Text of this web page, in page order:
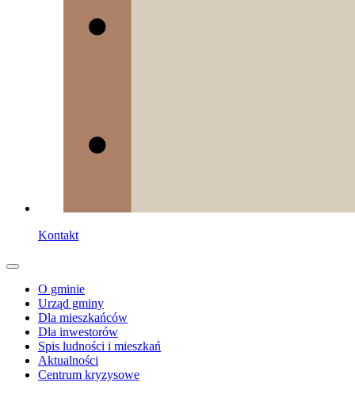
Kontakt
O gminie
Urząd gminy
Dla mieszkańców
Dla inwestorów
Spis ludności i mieszkań
Aktualności
Centrum kryzysowe